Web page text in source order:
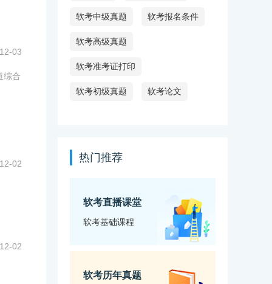
03
综合
02
02
软考中级真题 软考报名条件
软考高级真题
软考准考证打印
软考初级真题 软考论文
热门推荐
软考直播课堂
软考基础课程
软考历年真题